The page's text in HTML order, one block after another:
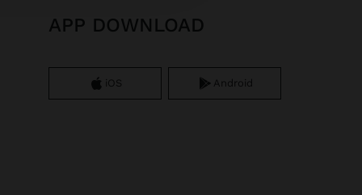
APP DOWNLOAD
iOS Android